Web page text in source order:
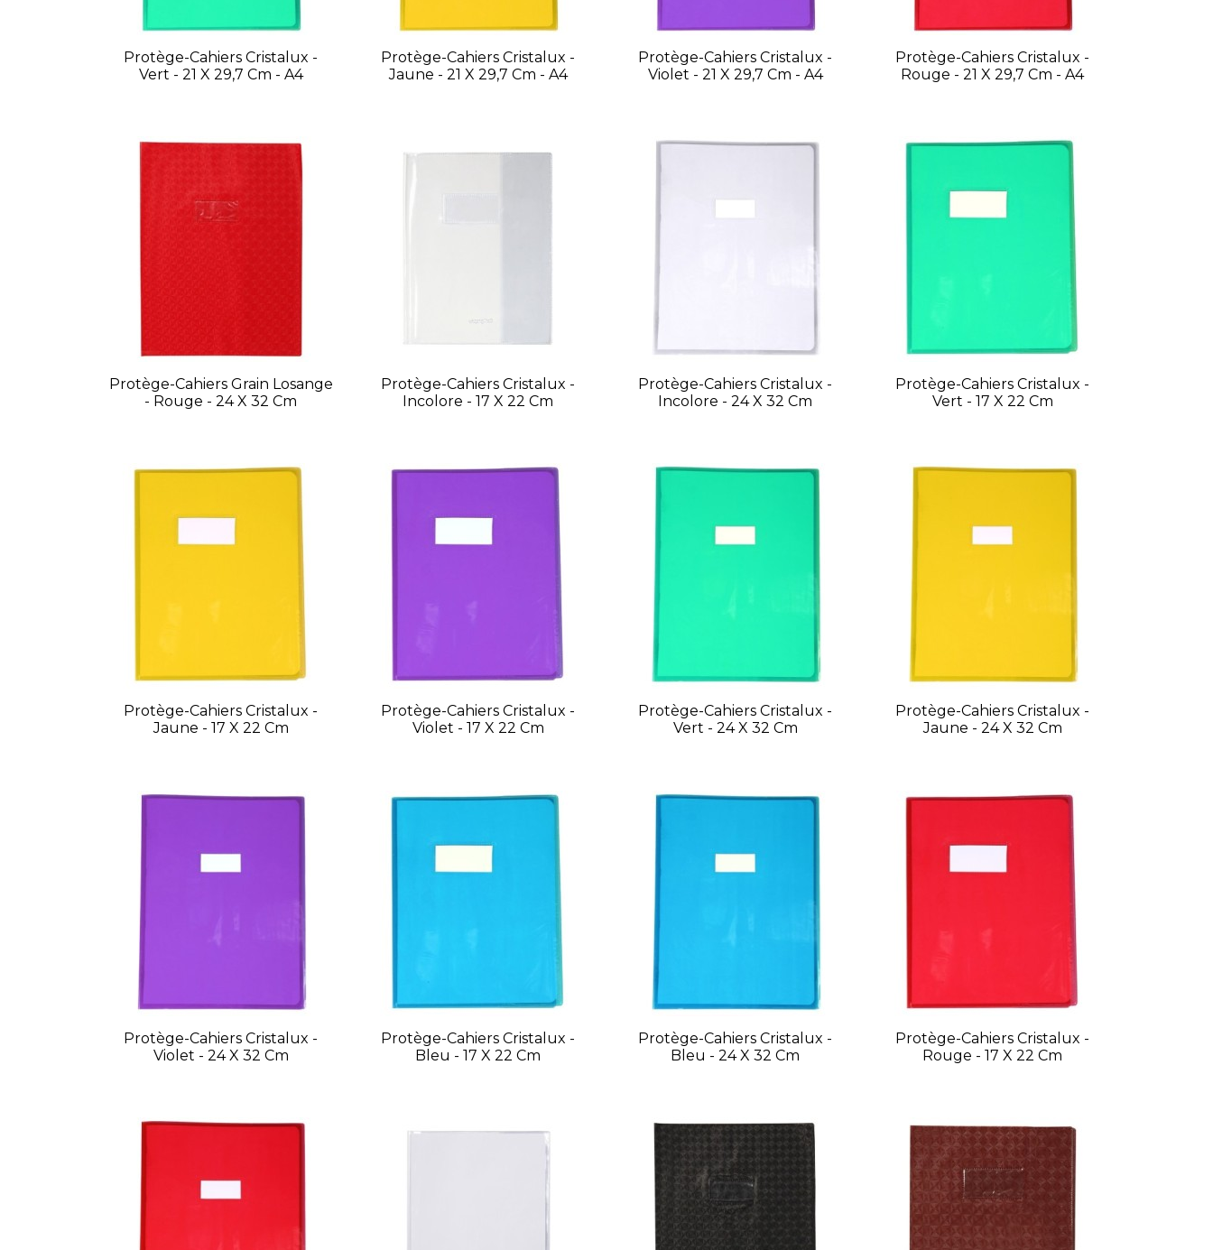
Protège-Cahiers Cristalux -
Vert - 21 X 29,7 Cm - A4
Protège-Cahiers Cristalux -
Jaune - 21 X 29,7 Cm - A4
Protège-Cahiers Cristalux -
Violet - 21 X 29,7 Cm - A4
Protège-Cahiers Cristalux -
Rouge - 21 X 29,7 Cm - A4
Protège-Cahiers Grain Losange
- Rouge - 24 X 32 Cm
Protège-Cahiers Cristalux -
Incolore - 17 X 22 Cm
Protège-Cahiers Cristalux -
Incolore - 24 X 32 Cm
Protège-Cahiers Cristalux -
Vert - 17 X 22 Cm
Protège-Cahiers Cristalux -
Jaune - 17 X 22 Cm
Protège-Cahiers Cristalux -
Violet - 17 X 22 Cm
Protège-Cahiers Cristalux -
Vert - 24 X 32 Cm
Protège-Cahiers Cristalux -
Jaune - 24 X 32 Cm
Protège-Cahiers Cristalux -
Violet - 24 X 32 Cm
Protège-Cahiers Cristalux -
Bleu - 17 X 22 Cm
Protège-Cahiers Cristalux -
Bleu - 24 X 32 Cm
Protège-Cahiers Cristalux -
Rouge - 17 X 22 Cm